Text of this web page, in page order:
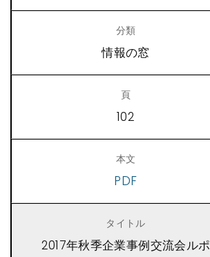
情報の窓
102
PDF
2017年秋季企業事例交流会ルポ